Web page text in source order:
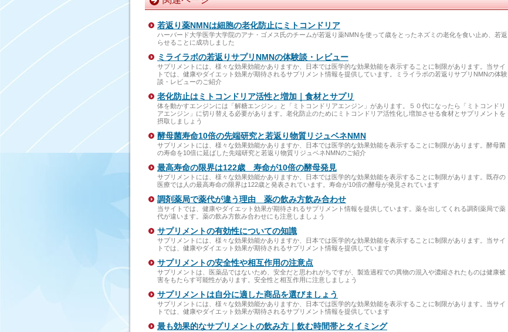
若返り薬NMNは細胞の老化防止にミトコンドリア
ハーバード大学医学大学院のアナ・ゴメス氏のチームが若返り薬NMNを使って歳をとったネズミの老化を食い止め、若返
らせることに成功しました
ミライラボの若返りサプリNMNの体験談・レビュー
サプリメントには、様々な効果効能かありますか、日本では医学的な効果効能を表示することに制限があります。当サイ
トでは、健康やダイエット効果が期待されるサプリメント情報を提供しています。ミライラボの若返りサプリNMNの体験
談・レビューのご紹介
老化防止はミトコンドリア活性と増加｜食材とサプリ
体を動かすエンジンには「解糖エンジン」と「ミトコンドリアエンジン」があります。５０代になったら「ミトコンドリ
アエンジン」に切り替える必要があります。老化防止のためにミトコンドリア活性化し増加させる食材とサプリメントを
摂取しましょう
酵母菌寿命10倍の先端研究と若返り物質リジュベネNMN
サプリメントには、様々な効果効能かありますか、日本では医学的な効果効能を表示することに制限があります。酵母菌
の寿命を10倍に延ばした先端研究と若返り物質リジュベネNMNのご紹介
最高寿命の限界は122歳 寿命が10倍の酵母発見
サプリメントには、様々な効果効能かありますか、日本では医学的な効果効能を表示することに制限があります。既存の
医療では人の最高寿命の限界は122歳と発表されています。寿命が10倍の酵母が発見されています
調剤薬局で薬代が違う理由 薬の飲み方飲み合わせ
当サイトでは、健康やダイエット効果が期待されるサプリメント情報を提供しています。薬を出してくれる調剤薬局で薬
代が違います。薬の飲み方飲み合わせにも注意しましょう
サプリメントの有効性についての知識
サプリメントには、様々な効果効能かありますか、日本では医学的な効果効能を表示することに制限があります。当サイ
トでは、健康やダイエット効果が期待されるサプリメント情報を提供しています
サプリメントの安全性や相互作用の注意点
サプリメントは、医薬品ではないため、安全だと思われがちですが、製造過程での異物の混入や濃縮されたものは健康被
害をもたらす可能性があります。安全性と相互作用に注意しましょう
サプリメントは自分に適した商品を選びましょう
サプリメントには、様々な効果効能かありますか、日本では医学的な効果効能を表示することに制限があります。当サイ
トでは、健康やダイエット効果が期待されるサプリメント情報を提供しています
最も効果的なサプリメントの飲み方｜飲む時間帯とタイミング